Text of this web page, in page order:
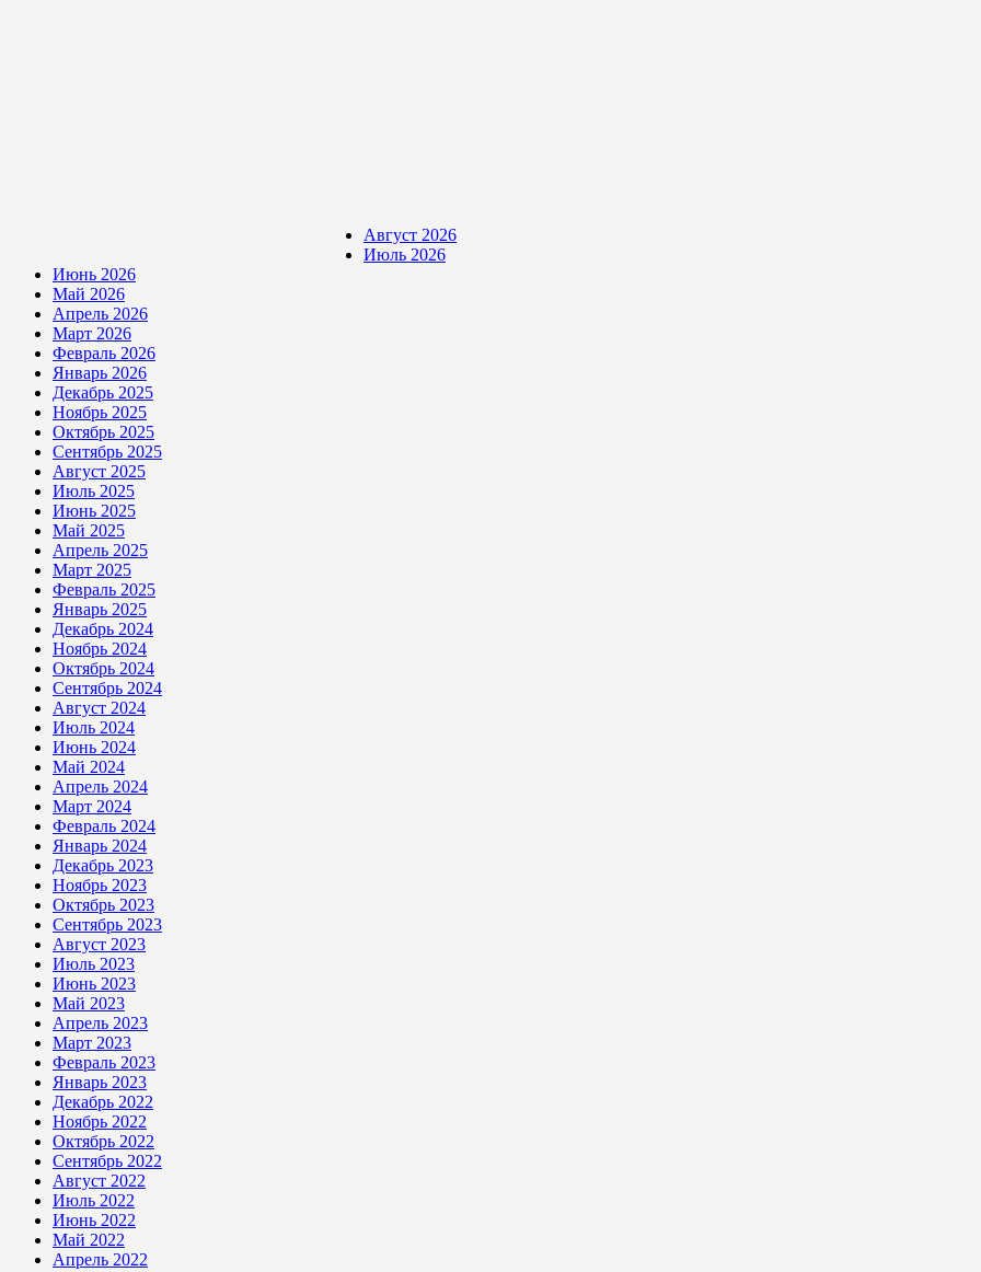
Август 2026
Июль 2026
Июнь 2026
Май 2026
Апрель 2026
Март 2026
Февраль 2026
Январь 2026
Декабрь 2025
Ноябрь 2025
Октябрь 2025
Сентябрь 2025
Август 2025
Июль 2025
Июнь 2025
Май 2025
Апрель 2025
Март 2025
Февраль 2025
Январь 2025
Декабрь 2024
Ноябрь 2024
Октябрь 2024
Сентябрь 2024
Август 2024
Июль 2024
Июнь 2024
Май 2024
Апрель 2024
Март 2024
Февраль 2024
Январь 2024
Декабрь 2023
Ноябрь 2023
Октябрь 2023
Сентябрь 2023
Август 2023
Июль 2023
Июнь 2023
Май 2023
Апрель 2023
Март 2023
Февраль 2023
Январь 2023
Декабрь 2022
Ноябрь 2022
Октябрь 2022
Сентябрь 2022
Август 2022
Июль 2022
Июнь 2022
Май 2022
Апрель 2022